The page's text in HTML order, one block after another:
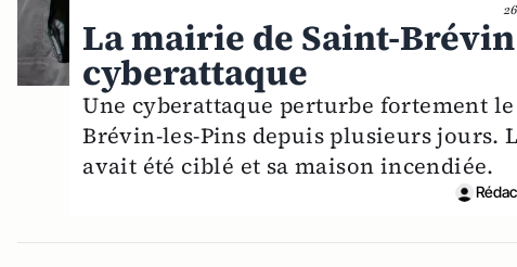
La mairie de Saint-
cyberattaque
Une cyberattaque perturbe fortement
Brévin-les-Pins depuis plusieurs jours.
avait été ciblé et sa maison incendiée.